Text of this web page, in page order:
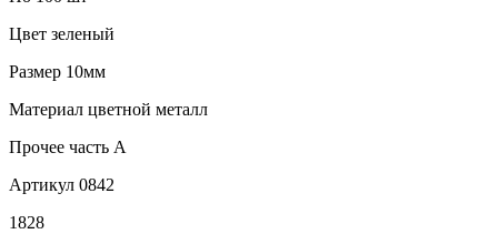
Цвет зеленый
Размер 10мм
Материал цветной металл
Прочее часть A
Артикул 0842
1828